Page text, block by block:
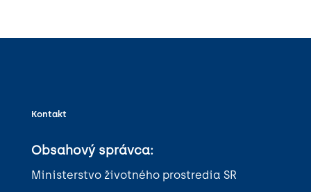
Kontakt
Obsahový správca:
Ministerstvo životného prostredia SR